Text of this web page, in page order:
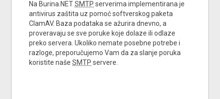
Na Burina.NETSMTP serverima implementirana je
antivirus zaštita uz pomoć softverskog paketa
ClamAV. Baza podataka se ažurira dnevno, a
proveravaju se sve poruke koje dolaze ili odlaze
preko servera. Ukoliko nemate posebne potrebe i
razloge, preporučujemo Vam da za slanje poruka
koristite naše SMTP servere.